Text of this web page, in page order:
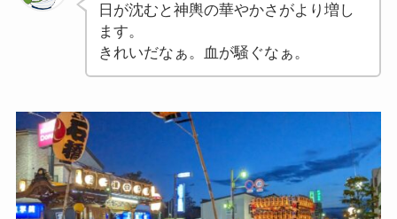
日が沈むと神輿の華やかさがより増し
ます。
きれいだなぁ。血が騒ぐなぁ。